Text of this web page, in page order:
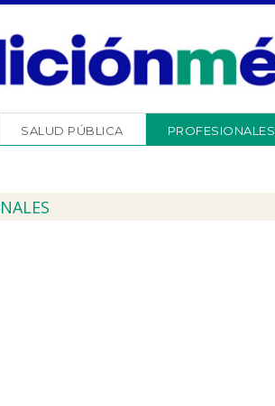
SALUD PÚBLICA PROFESIONALES